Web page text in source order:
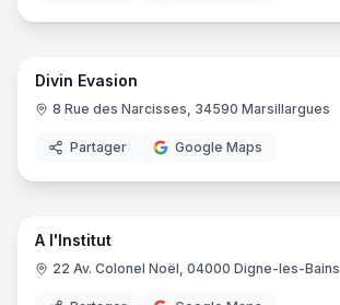
Divin Evasion
8 Rue des Narcisses, 34590 Marsillargues
Partager Google Maps
A l'Institut
22 Av. Colonel Noël, 04000 Digne-les-Bains